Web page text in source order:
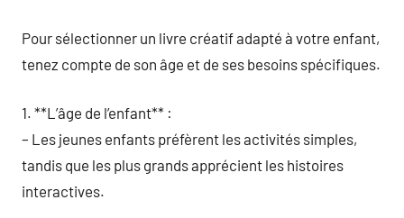
Pour sélectionner un livre créatif adapté à votre enfant,
tenez compte de son âge et de ses besoins spécifiques.
1. **L’âge de l’enfant** :
– Les jeunes enfants préfèrent les activités simples,
tandis que les plus grands apprécient les histoires
interactives.